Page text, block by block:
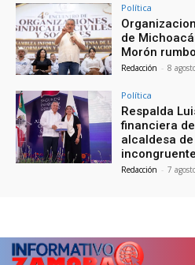
Política
de
Morón
Redacción - 8
Política
Respalda
financiera
alcaldesa
Redacción - 7